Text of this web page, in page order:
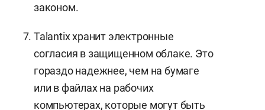
законом.
Talantix хранит электронные
согласия в защищенном облаке. Это
гораздо надежнее, чем на бумаге
или в файлах на рабочих
компьютерах, которые могут быть